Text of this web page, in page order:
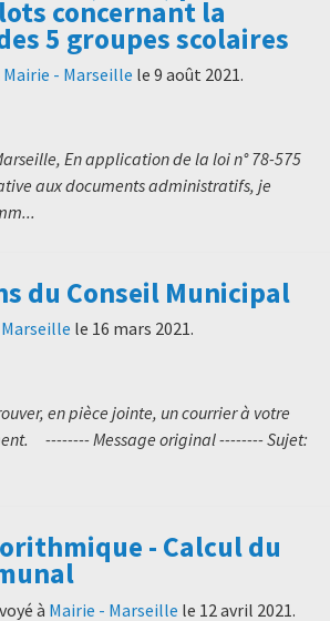
concernant la
5 groupes scolaires
Mairie - Marseille le 9 août 2021.
En application de la loi n° 78-575
aux documents administratifs, je
du Conseil Municipal
le 16 mars 2021.
en pièce jointe, un courrier à votre
-------- Message original -------- Sujet:
- Calcul du
à Mairie - Marseille le 12 avril 2021.